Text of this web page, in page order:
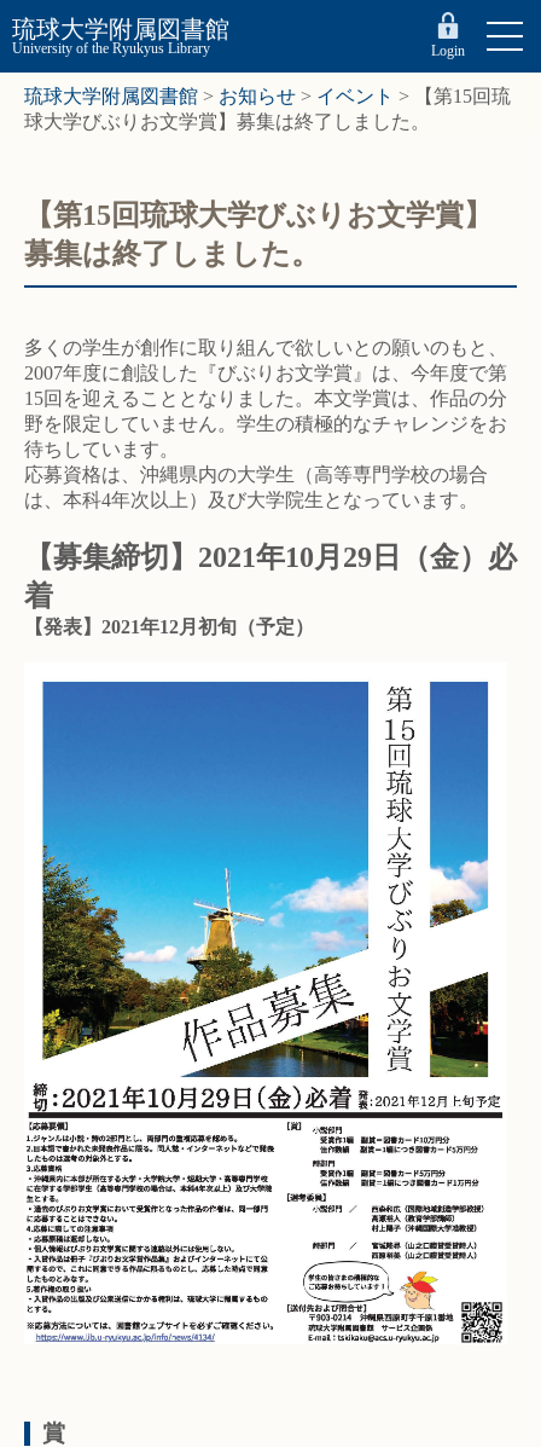
琉球大学附属図書館
University of the Ryukyus Library Login
琉球大学附属図書館 > お知らせ > イベント >
【第15回琉
球大学びぶりお文学賞】募集は終了しました。
【第15回琉球大学びぶりお文学賞】
募集は終了しました。
多くの学生が創作に取り組んで欲しいとの願いのもと、
2007年度に創設した『びぶりお文学賞』は、今年度で第
15回を迎えることとなりました。本文学賞は、作品の分
野を限定していません。学生の積極的なチャレンジをお
待ちしています。
応募資格は、沖縄県内の大学生（高等専門学校の場合
は、本科4年次以上）及び大学院生となっています。
【募集締切】2021年10月29日（金）必
着
【発表】2021年12月初旬（予定）
賞